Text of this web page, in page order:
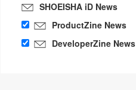
SHOEISHA iD News
ProductZine News
DeveloperZine News